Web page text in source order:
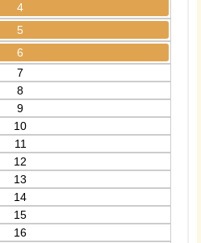
4
5
6
7
8
9
10
11
12
13
14
15
16